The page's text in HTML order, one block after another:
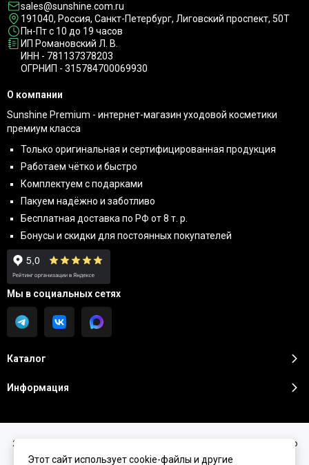
sales@sunshine.com.ru
191040, Россия, Санкт-Петербург, Лиговский проспект, 50Т
Пн-Пт с 10 до 19 часов
ИП Романовский Л. В.
ИНН - 781137378203
ОГРНИП - 315784700069930
Каталог
Информация
О компании
Sunshine Premium - интернет-магазин уходовой косметики
премиум класса
Только оригинальная и сертифицированная продукция
Работаем чётко и быстро
Комплектуем с подарками
Пакуем надёжно и заботливо
Бесплатная доставка по РФ от 8 т. р.
Бонусы и скидки для постоянных покупателей
Мы в социальных сетях
2026 © Sunshine Premium | Косметика премиум класса для домашнего
ухода.Карта сайта
Этот сайт использует cookie-файлы и другие